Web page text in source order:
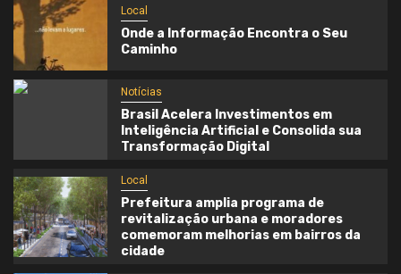
Local
Onde a Informação Encontra o Seu
Caminho
Notícias
Brasil Acelera Investimentos em
Inteligência Artificial e Consolida sua
Transformação Digital
Local
Prefeitura amplia programa de
revitalização urbana e moradores
comemoram melhorias em bairros da
cidade